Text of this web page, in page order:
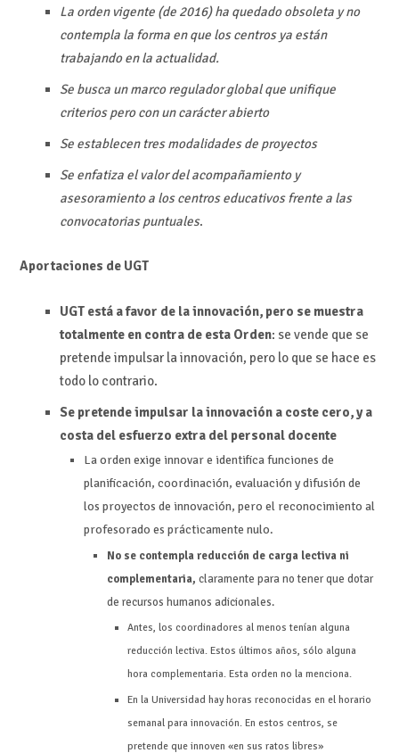
La orden vigente (de 2016) ha quedado obsoleta y no
contempla la forma en que los centros ya están
trabajando en la actualidad.
Se busca un marco regulador global que unifique
criterios pero con un carácter abierto
Se establecen tres modalidades de proyectos
Se enfatiza el valor del acompañamiento y
asesoramiento a los centros educativos frente a las
convocatorias puntuales.
Aportaciones de UGT
UGT está a favor de la innovación, pero se muestra
totalmente en contra de esta Orden: se vende que se
pretende impulsar la innovación, pero lo que se hace es
todo lo contrario.
Se pretende impulsar la innovación a coste cero, y a
costa del esfuerzo extra del personal docente
La orden exige innovar e identifica funciones de
planificación, coordinación, evaluación y difusión de
los proyectos de innovación, pero el reconocimiento al
profesorado es prácticamente nulo.
No se contempla reducción de carga lectiva ni
complementaria, claramente para no tener que dotar
de recursos humanos adicionales.
Antes, los coordinadores al menos tenían alguna
reducción lectiva. Estos últimos años, sólo alguna
hora complementaria. Esta orden no la menciona.
En la Universidad hay horas reconocidas en el horario
semanal para innovación. En estos centros, se
pretende que innoven «en sus ratos libres»